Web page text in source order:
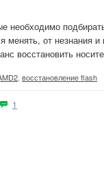
необходимо
менять, от незнания
восстановить
восстановление flash
1